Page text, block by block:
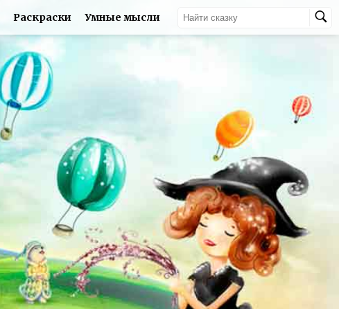
Раскраски Умные мысли